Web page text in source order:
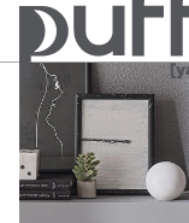
Anasayfa Yatak